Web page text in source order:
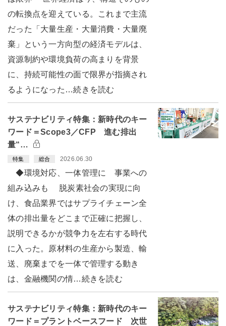
の転換点を迎えている。これまで主流
だった「大量生産・大量消費・大量廃
棄」という一方向型の経済モデルは、
資源制約や環境負荷の高まりを背景
に、持続可能性の面で限界が指摘され
るようになった…続きを読む
サステナビリティ特集：新時代のキー
ワード＝Scope3／CFP 進む排出
量“…
特集 総合 2026.06.30
◆環境対応、一体管理に 事業への
組み込みも 脱炭素社会の実現に向
け、食品業界ではサプライチェーン全
体の排出量をどこまで正確に把握し、
説明できるかが競争力を左右する時代
に入った。原材料の生産から製造、輸
送、廃棄までを一体で管理する動き
は、金融機関の情…続きを読む
サステナビリティ特集：新時代のキー
ワード＝プラントベースフード 次世